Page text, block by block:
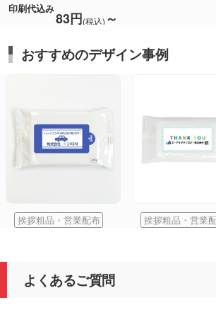
印刷代込み
83円(税込) ～
おすすめのデザイン事例
挨拶粗品・営業配布 挨拶粗品・営業
よくあるご質問